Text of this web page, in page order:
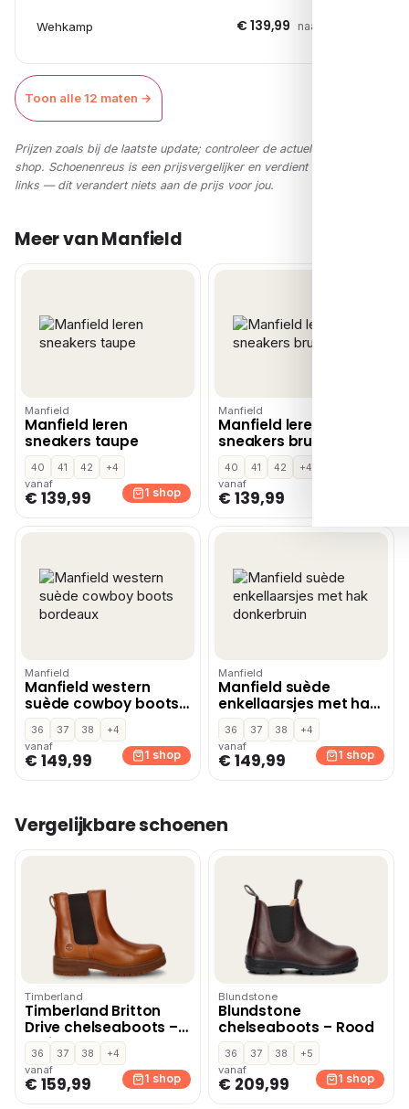
Wehkamp € 139,99 naar shop →
Toon alle 12 maten →
Prijzen zoals bij de laatste update; controleer de actuele prijs in de
shop. Schoenenreus is een prijsvergelijker en verdient via affiliate-
links — dit verandert niets aan de prijs voor jou.
Meer van Manfield
Manfield
Manfield leren
sneakers taupe
40 41 42
+4
vanaf
€ 139,99 1 shop
Manfield
Manfield leren
sneakers bruin
40 41 42
+4
vanaf
€ 139,99
Manfield
Manfield western
suède cowboy boots
bordeaux
36 37 38
+4
vanaf
€ 149,99 1 shop
Manfield
Manfield suède
enkellaarsjes met hak
donkerbruin
36 37 38
+4
vanaf
€ 149,99 1 shop
Vergelijkbare schoenen
Timberland
Timberland Britton
Drive chelseaboots –
Bruin
36 37 38
+4
vanaf
€ 159,99 1 shop
Blundstone
Blundstone
chelseaboots – Rood
36 37 38
+5
vanaf
€ 209,99 1 shop